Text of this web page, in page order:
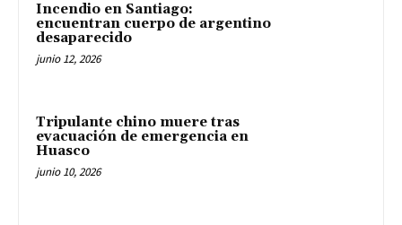
Incendio en Santiago:
encuentran cuerpo de argentino
desaparecido
junio 12, 2026
Tripulante chino muere tras
evacuación de emergencia en
Huasco
junio 10, 2026